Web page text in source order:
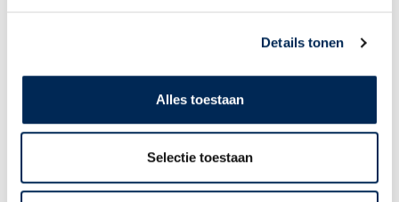
Details tonen
Alles toestaan
Selectie toestaan
d’embaucher du personnel en Belgique ? Dans